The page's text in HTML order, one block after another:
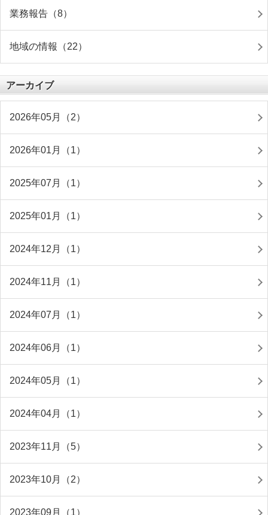
業務報告（8）
地域の情報（22）
アーカイブ
2026年05月（2）
2026年01月（1）
2025年07月（1）
2025年01月（1）
2024年12月（1）
2024年11月（1）
2024年07月（1）
2024年06月（1）
2024年05月（1）
2024年04月（1）
2023年11月（5）
2023年10月（2）
2023年09月（1）